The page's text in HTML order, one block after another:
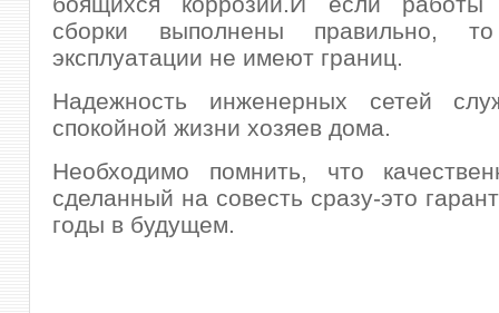
сборки выполнены правильно,
эксплуатации не имеют границ.
Надежность инженерных сетей
спокойной жизни хозяев дома.
Необходимо помнить, что
сделанный на совесть сразу-это
годы в будущем.